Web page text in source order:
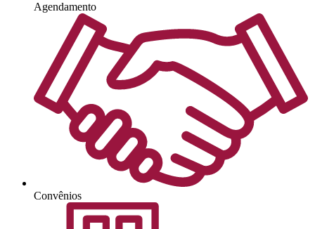
Agendamento
Convênios